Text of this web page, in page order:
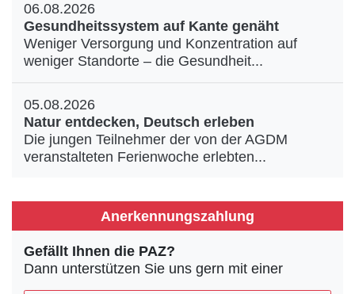
06.08.2026
Gesundheitssystem auf Kante genäht
Weniger Versorgung und Konzentration auf
weniger Standorte – die Gesundheit...
05.08.2026
Natur entdecken, Deutsch erleben
Die jungen Teilnehmer der von der AGDM
veranstalteten Ferienwoche erlebten...
Anerkennungszahlung
Gefällt Ihnen die PAZ?
Dann unterstützen Sie uns gern mit einer